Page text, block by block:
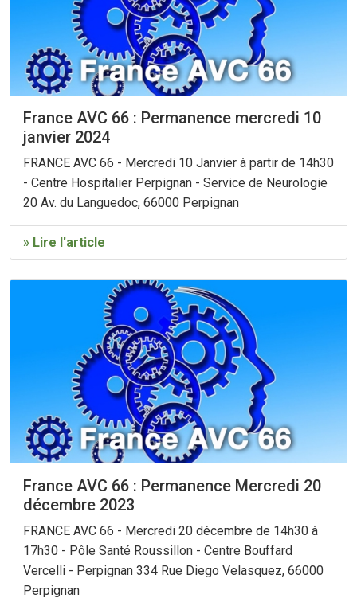
France AVC 66 : Permanence mercredi 10
janvier 2024
FRANCE AVC 66 - Mercredi 10 Janvier à partir de 14h30
- Centre Hospitalier Perpignan - Service de Neurologie
20 Av. du Languedoc, 66000 Perpignan
» Lire l'article
France AVC 66 : Permanence Mercredi 20
décembre 2023
FRANCE AVC 66 - Mercredi 20 décembre de 14h30 à
17h30 - Pôle Santé Roussillon - Centre Bouffard
Vercelli - Perpignan 334 Rue Diego Velasquez, 66000
Perpignan